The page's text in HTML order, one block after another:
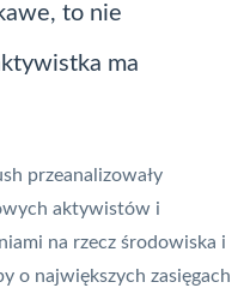
to nie
ma
przeanalizowały
aktywistów i
na rzecz środowiska i
o największych zasięgach